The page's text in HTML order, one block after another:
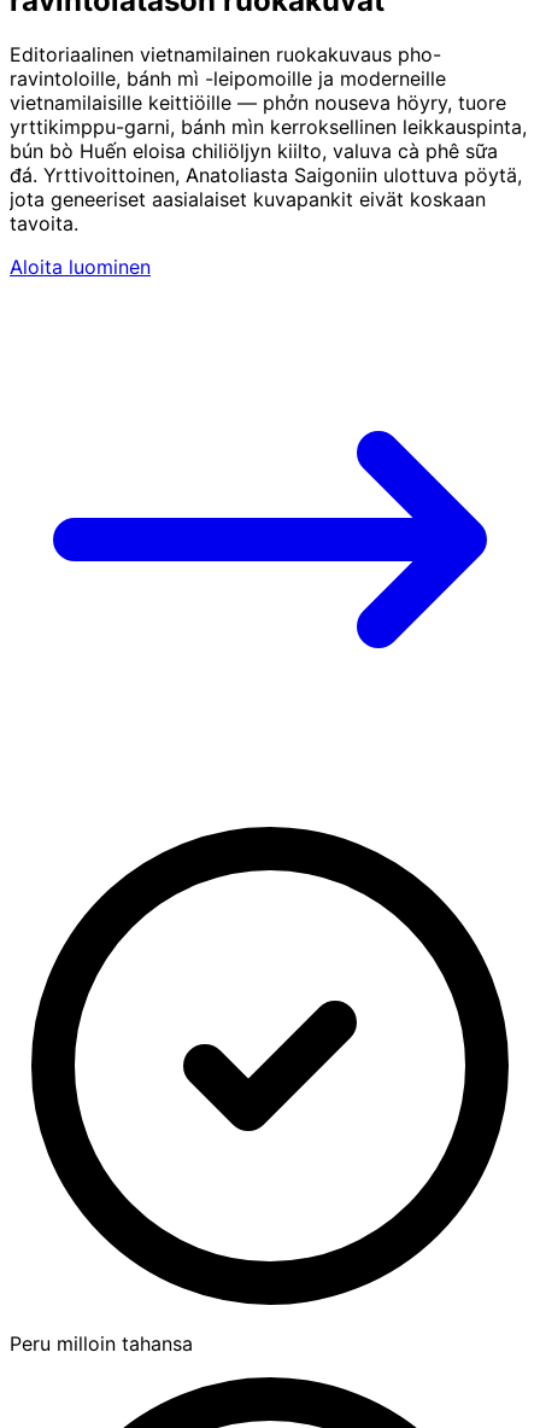
Editoriaalinen vietnamilainen ruokakuvaus pho-
ravintoloille, bánh mì -leipomoille ja moderneille
vietnamilaisille keittiöille — phởn nouseva höyry, tuore
yrttikimppu-garni, bánh mìn kerroksellinen leikkauspinta,
bún bò Huến eloisa chiliöljyn kiilto, valuva cà phê sữa
đá. Yrttivoittoinen, Anatoliasta Saigoniin ulottuva pöytä,
jota geneeriset aasialaiset kuvapankit eivät koskaan
tavoita.
Aloita luominen
Peru milloin tahansa